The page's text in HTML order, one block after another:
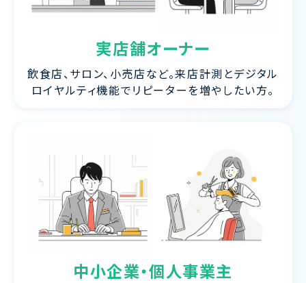
実店舗オーナー
飲食店、サロン、小売店など。来店計測とデジタル
ロイヤルティ機能でリピーターを増やしたい方。
中小企業・個人事業主